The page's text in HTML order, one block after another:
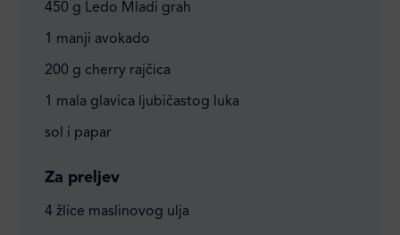
450 g Ledo Mladi grah
1 manji avokado
200 g cherry rajčica
1 mala glavica ljubičastog luka
sol i papar
Za preljev
4 žlice maslinovog ulja